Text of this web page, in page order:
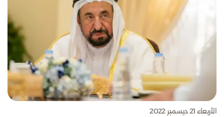
الأربعاء 21 ديسمبر 2022